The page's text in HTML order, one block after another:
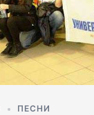
ПЕСНИ